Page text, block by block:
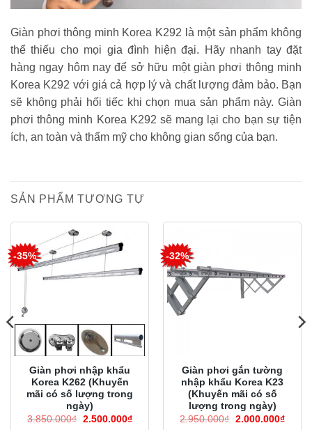
Giàn phơi thông minh Korea K292 là một sản phẩm không
thể thiếu cho mọi gia đình hiện đại. Hãy nhanh tay đặt
hàng ngay hôm nay để sở hữu một giàn phơi thông minh
Korea K292 với giá cả hợp lý và chất lượng đảm bảo. Bạn
sẽ không phải hối tiếc khi chọn mua sản phẩm này. Giàn
phơi thông minh Korea K292 sẽ mang lại cho bạn sự tiện
ích, an toàn và thẩm mỹ cho không gian sống của bạn.
SẢN PHẨM TƯƠNG TỰ
-35%
Giàn phơi nhập khẩu
Korea K262 (Khuyến
mãi có số lượng trong
ngày)
3.850.000₫ Giá
2.500.000₫Giá
-32%
Giàn phơi gắn tường
nhập khẩu Korea K23
(Khuyến mãi có số
lượng trong ngày)
2.950.000₫ Giá
2.000.000₫Giá